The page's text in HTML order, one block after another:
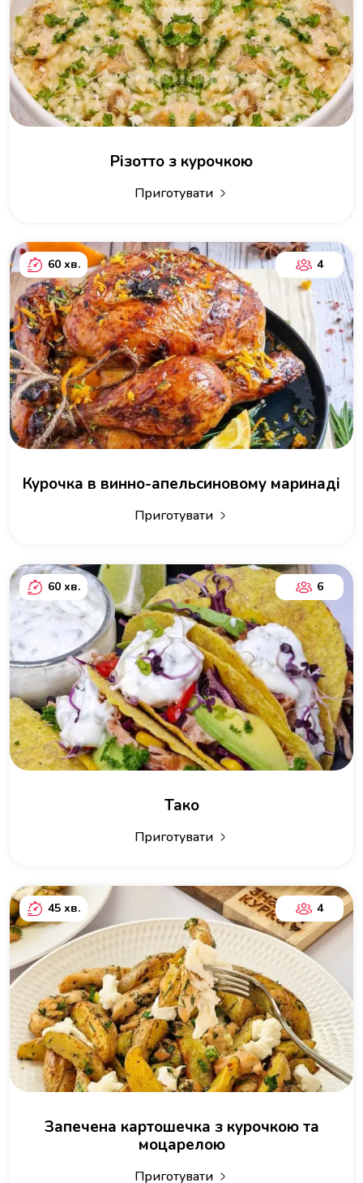
Різотто з курочкою
Приготувати
60 хв. 4
Курочка в винно-апельсиновому маринаді
Приготувати
60 хв. 6
Тако
Приготувати
45 хв. 4
Запечена картошечка з курочкою та
моцарелою
Приготувати